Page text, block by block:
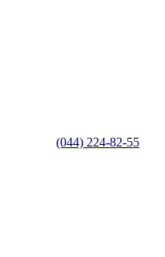
(044) 224-82-55